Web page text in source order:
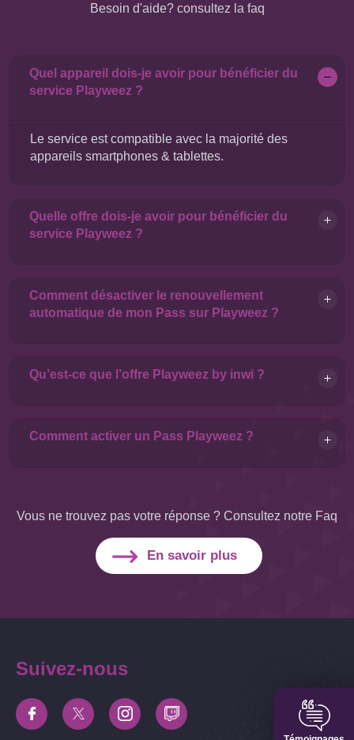
Besoin d'aide? consultez la faq
Quel appareil dois-je avoir pour bénéficier du
service Playweez ?
Le service est compatible avec la majorité des
appareils smartphones & tablettes.
Quelle offre dois-je avoir pour bénéficier du
service Playweez ?
Comment désactiver le renouvellement
automatique de mon Pass sur Playweez ?
Qu’est-ce que l’offre Playweez by inwi ?
Comment activer un Pass Playweez ?
Vous ne trouvez pas votre réponse ? Consultez notre Faq
En savoir plus
Suivez-nous